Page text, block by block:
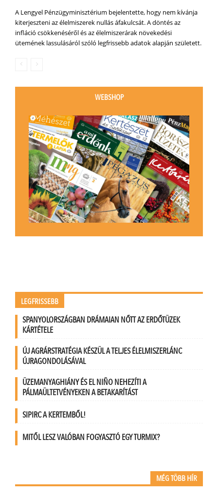
A Lengyel Pénzügyminisztérium bejelentette, hogy nem kívánja
kiterjeszteni az élelmiszerek nullás áfakulcsát. A döntés az
infláció csökkenéséről és az élelmiszerárak növekedési
ütemének lassulásáról szóló legfrissebb adatok alapján született.
WEBSHOP
LEGFRISSEBB
SPANYOLORSZÁGBAN DRÁMAIAN NŐTT AZ ERDŐTÜZEK
KÁRTÉTELE
ÚJ AGRÁRSTRATÉGIA KÉSZÜL A TELJES ÉLELMISZERLÁNC
ÚJRAGONDOLÁSÁVAL
ÜZEMANYAGHIÁNY ÉS EL NIÑO NEHEZÍTI A
PÁLMAÜLTETVÉNYEKEN A BETAKARÍTÁST
SIPIRC A KERTEMBŐL!
MITŐL LESZ VALÓBAN FOGYASZTÓ EGY TURMIX?
MÉG TÖBB HÍR